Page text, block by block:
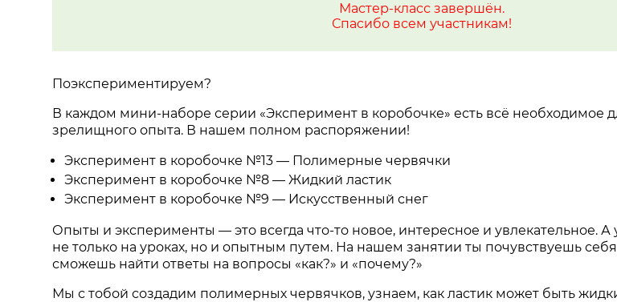
Мастер-класс завершён.
Спасибо всем участникам!
Поэкспериментируем?
В каждом мини-наборе серии «Эксперимент в коробочке» есть всё необходимое
зрелищного опыта. В нашем полном распоряжении!
Эксперимент в коробочке №13 — Полимерные червячки
Эксперимент в коробочке №8 — Жидкий ластик
Эксперимент в коробочке №9 — Искусственный снег
Опыты и эксперименты — это всегда что-то новое, интересное и увлекательное.
не только на уроках, но и опытным путем. На нашем занятии ты почувствуешь
сможешь найти ответы на вопросы «как?» и «почему?»
Мы с тобой создадим полимерных червячков, узнаем, как ластик может быть